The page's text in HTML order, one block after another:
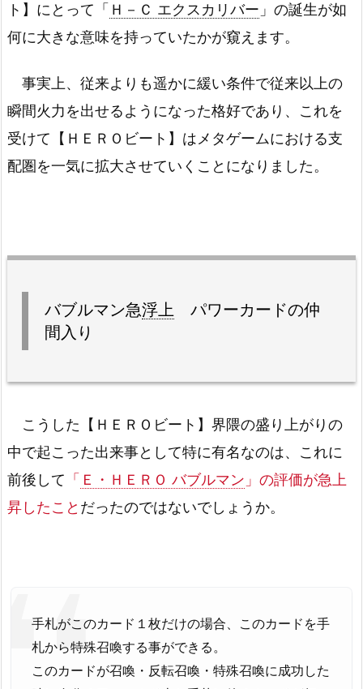
ト】にとって「 Ｈ－Ｃ エクスカリバー 」の誕生が如
何に大きな意味を持っていたかが窺えます。
事実上、従来よりも遥かに緩い条件で従来以上の
瞬間火力を出せるようになった格好であり、これを
受けて【ＨＥＲＯビート】はメタゲームにおける支
配圏を一気に拡大させていくことになりました。
バブルマン急浮上 パワーカードの仲
間入り
こうした【ＨＥＲＯビート】界隈の盛り上がりの
中で起こった出来事として特に有名なのは、これに
前後して 「 Ｅ・ＨＥＲＯ バブルマン 」の評価が急上
昇したこと だったのではないでしょうか。
手札がこのカード１枚だけの場合、このカードを手
札から特殊召喚する事ができる。
このカードが召喚・反転召喚・特殊召喚に成功した